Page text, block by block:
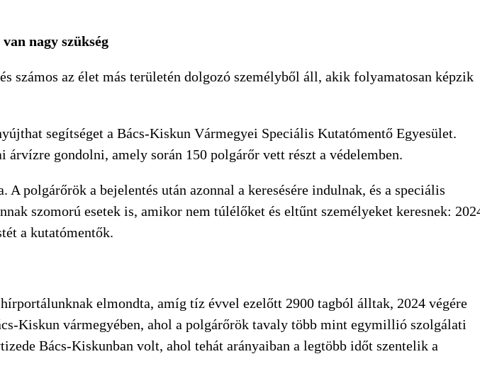
nagy szükség
számos az élet más területén dolgozó személyből áll, akik folyamatosan képzik
segítséget a Bács-Kiskun Vármegyei Speciális Kutatómentő Egyesület.
gondolni, amely során 150 polgárőr vett részt a védelemben.
polgárőrök a bejelentés után azonnal a keresésére indulnak, és a speciális
szomorú esetek is, amikor nem túlélőket és eltűnt személyeket keresnek:
a kutatómentők.
elmondta, amíg tíz évvel ezelőtt 2900 tagból álltak, 2024 végére
Kiskun vármegyében, ahol a polgárőrök tavaly több mint egymillió szolgálati
Bács-Kiskunban volt, ahol tehát arányaiban a legtöbb időt szentelik a